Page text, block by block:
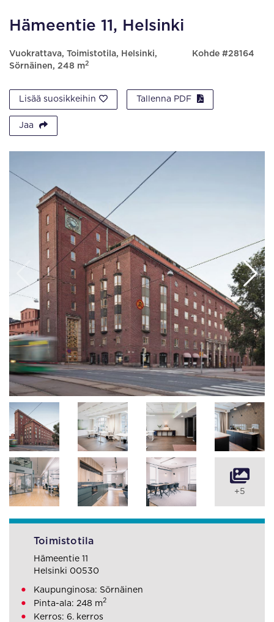
Hämeentie 11, Helsinki
Vuokrattava, Toimistotila, Helsinki,
Sörnäinen, 248 m2
Kohde #28164
Lisää suosikkeihin Tallenna PDF
Jaa
+5
Toimistotila
Hämeentie 11
Helsinki 00530
Kaupunginosa: Sörnäinen
Pinta-ala: 248 m2
Kerros: 6. kerros